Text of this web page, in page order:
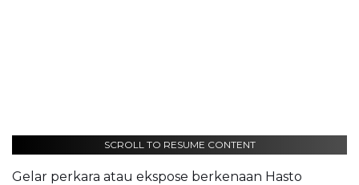
SCROLL TO RESUME CONTENT
Gelar perkara atau ekspose berkenaan Hasto